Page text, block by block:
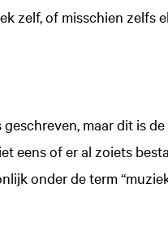
zelf, of misschien zelfs
maar dit is
eens of er al zoiets
onder de term